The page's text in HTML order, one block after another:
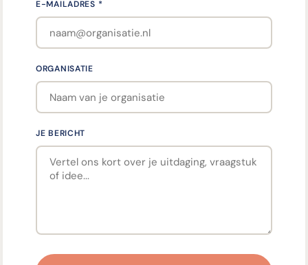
E-MAILADRES *
ORGANISATIE
JE BERICHT